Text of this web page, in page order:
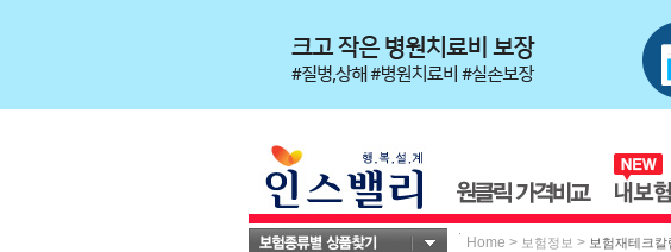
Home > 보험정보 > 보험재테크칼